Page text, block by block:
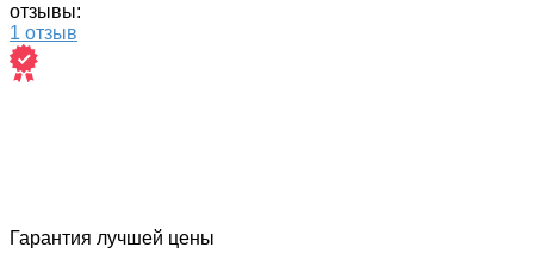
отзывы:
1 отзыв
Гарантия лучшей цены